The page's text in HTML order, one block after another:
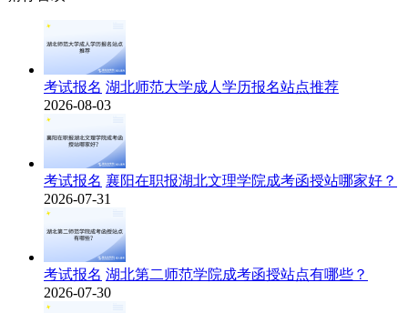
考试报名 湖北师范大学成人学历报名站点推荐
2026-08-03
考试报名 襄阳在职报湖北文理学院成考函授站哪家好？
2026-07-31
考试报名 湖北第二师范学院成考函授站点有哪些？
2026-07-30